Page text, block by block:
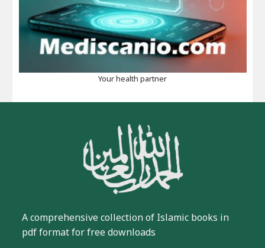
Your health partner
A comprehensive collection of Islamic books in
pdf format for free downloads